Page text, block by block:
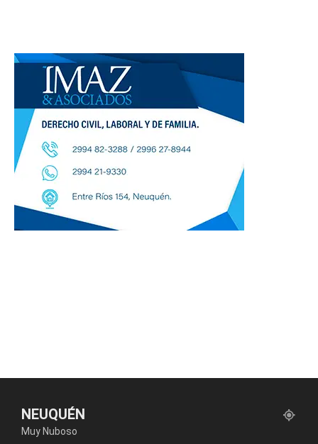
NEUQUÉN
Muy Nuboso